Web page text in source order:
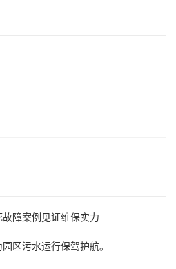
障案例见证维保实力
区污水运行保驾护航。